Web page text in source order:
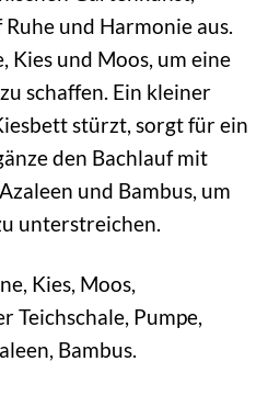
und Harmonie aus.
Kies und Moos, um eine
schaffen. Ein kleiner
stürzt, sorgt für ein
den Bachlauf mit
und Bambus, um
unterstreichen.
Kies, Moos,
Teichschale, Pumpe,
Bambus.